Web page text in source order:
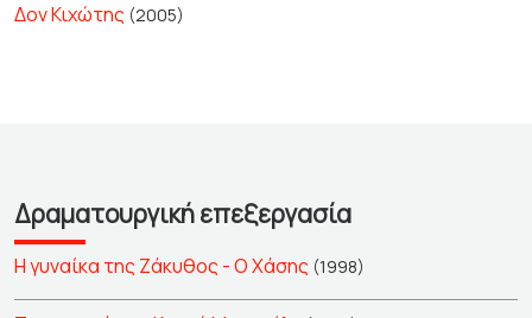
Δον Κιχώτης (2005)
Δραματουργική επεξεργασία
Η γυναίκα της Ζάκυθος - Ο Χάσης (1998)